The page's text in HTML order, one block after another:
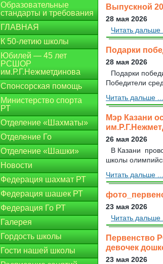
Образовательные
стандарты и требования
ГЛАВНАЯ
К 50-летию школы
Юбилей — 45 лет
РСШОР
им.Р.Г.Нежметдинова
Спонсорская помощь
Министерство спорта
РТ
Отделение «Шахматы»
Отделение Го
Отделение «Шашки»
Новости
Федерация шахмат РТ
Федерация шашек РТ
Федерация Го РТ
Галерея
Гордость школы
Гости нашей школы
Выпускной
28 мая 2026
Читать дальше
Подарки
28 мая 2026
Подарки
Победители
Читать дальше ...
Мэр Казани
26 мая 2026
В Казани
школы
Читать дальше ...
23 мая 2026
Читать дальше
Первенство
девочек
23 мая 2026